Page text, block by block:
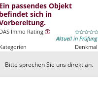
Ein passendes Objekt
befindet sich in
DAS Immo Rating
Aktuell in Prüfung
Kategorien
Denkmal
Bitte sprechen Sie uns direkt an.